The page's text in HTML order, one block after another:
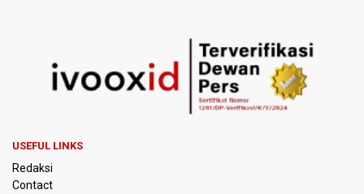
Pakar: Pengungkapan TPPU Eks Jampidsus Febrie
Adriansyah Harus Buktikan Pidana Asal
Tim 9 Kejagung Periksa Febrie Adransayah sebagai
Tersangka dan Saksi Terkait Kasus TPPU
Nasional
USEFUL LINKS
Redaksi
Contact